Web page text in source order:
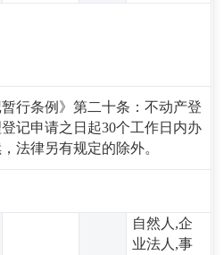
行条例》第二十条：不动产登
记申请之日起30个工作日内办
法律另有规定的除外。
自然人,企
业法人,事